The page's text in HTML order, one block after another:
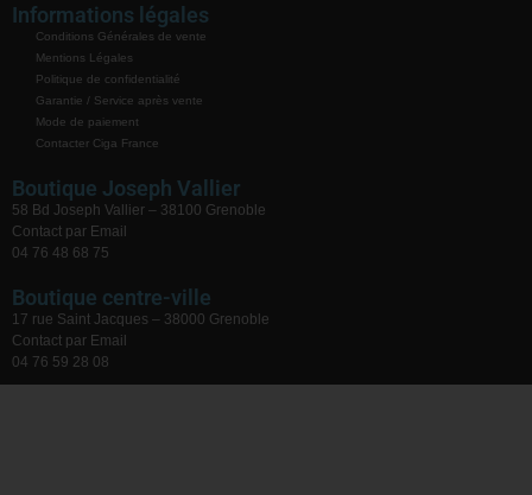
Informations légales
Conditions Générales de vente
Mentions Légales
Politique de confidentialité
Garantie / Service après vente
Mode de paiement
Contacter Ciga France
Boutique Joseph Vallier
58 Bd Joseph Vallier – 38100 Grenoble
Contact par Email
04 76 48 68 75
Boutique centre-ville
17 rue Saint Jacques – 38000 Grenoble
Contact par Email
04 76 59 28 08